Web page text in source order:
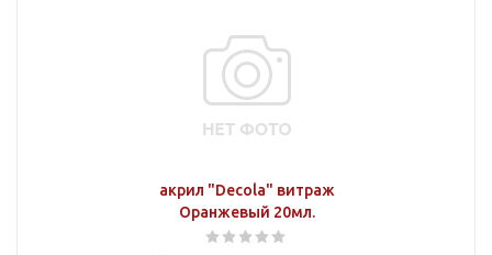
акрил "Decola" витраж
Оранжевый 20мл.